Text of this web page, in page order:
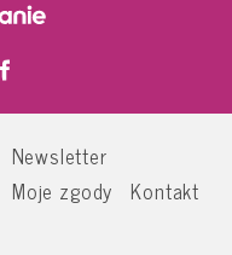
Newsletter
Moje zgody Kontakt